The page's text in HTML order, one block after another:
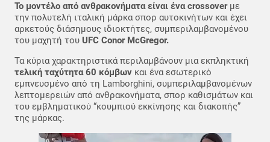
Το μοντέλο από ανθρακονήματα είναι ένα crossover με
την πολυτελή ιταλική μάρκα σπορ αυτοκινήτων και έχει
αρκετούς διάσημους ιδιοκτήτες, συμπεριλαμβανομένου
του μαχητή του UFC Conor McGregor.
Τα κύρια χαρακτηριστικά περιλαμβάνουν μια εκπληκτική
τελική ταχύτητα 60 κόμβων και ένα εσωτερικό
εμπνευσμένο από τη Lamborghini, συμπεριλαμβανομένων
λεπτομερειών από ανθρακονήματα, σπορ καθισμάτων και
του εμβληματικού “κουμπιού εκκίνησης και διακοπής”
της μάρκας.